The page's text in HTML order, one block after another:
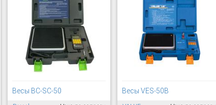
Весы BC-SC-50 Весы VES-50B